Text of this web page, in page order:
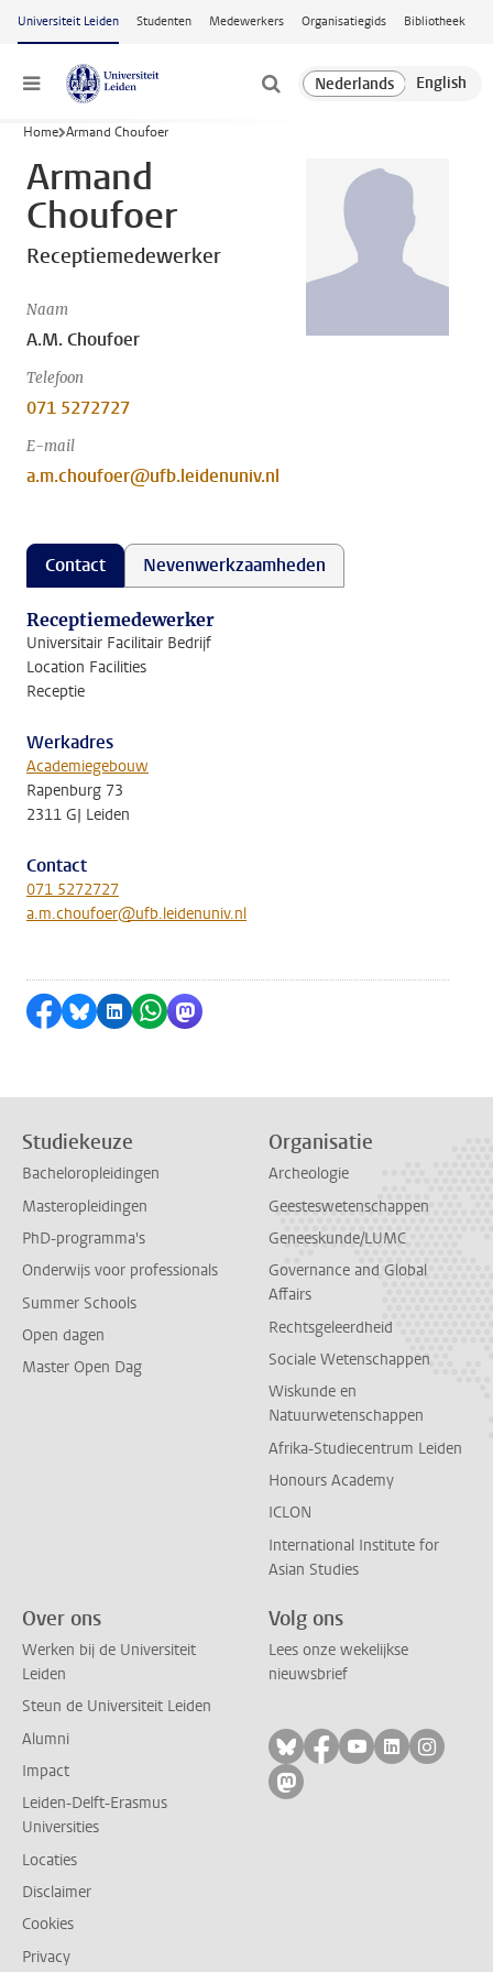
Ga naar hoofdinhoud
Universiteit Leiden Studenten Medewerkers Organisatiegids Bibliotheek
Menu
Home Armand Choufoer
Armand
Choufoer
Receptiemedewerker
Naam
A.M. Choufoer
Telefoon
071 5272727
E-mail
a.m.choufoer@ufb.leidenuniv.nl
Contact Nevenwerkzaamheden
Receptiemedewerker
Universitair Facilitair Bedrijf
Location Facilities
Receptie
Werkadres
Academiegebouw
Rapenburg 73
2311 GJ Leiden
Contact
071 5272727
a.m.choufoer@ufb.leidenuniv.nl
Delen op Facebook
Delen via Bluesky
Delen op LinkedIn
Delen via WhatsApp
Delen via Mastodon
Studiekeuze
Bacheloropleidingen
Masteropleidingen
PhD-programma's
Onderwijs voor professionals
Summer Schools
Open dagen
Master Open Dag
Organisatie
Archeologie
Geesteswetenschappen
Geneeskunde/LUMC
Governance and Global
Affairs
Rechtsgeleerdheid
Sociale Wetenschappen
Wiskunde en
Natuurwetenschappen
Afrika-Studiecentrum Leiden
Honours Academy
ICLON
International Institute for
Asian Studies
Over ons
Werken bij de Universiteit
Leiden
Steun de Universiteit Leiden
Alumni
Impact
Leiden-Delft-Erasmus
Universities
Locaties
Disclaimer
Cookies
Privacy
Volg ons
Lees onze wekelijkse
nieuwsbrief
Volg ons op bluesky
Volg ons op
Volg ons op
Volg ons
Volg
Volg ons op mastodon